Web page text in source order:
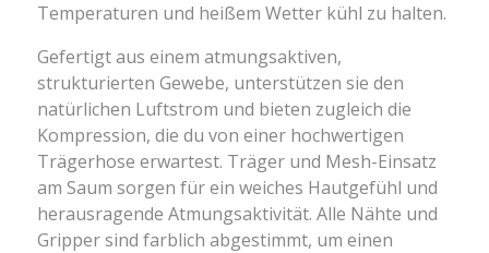
Temperaturen und heißem Wetter kühl zu halten.
Gefertigt aus einem atmungsaktiven,
strukturierten Gewebe, unterstützen sie den
natürlichen Luftstrom und bieten zugleich die
Kompression, die du von einer hochwertigen
Trägerhose erwartest. Träger und Mesh-Einsatz
am Saum sorgen für ein weiches Hautgefühl und
herausragende Atmungsaktivität. Alle Nähte und
Gripper sind farblich abgestimmt, um einen